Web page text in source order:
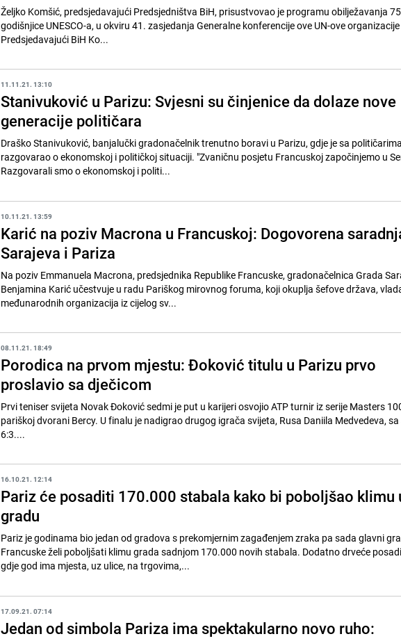
Željko Komšić, predsjedavajući Predsjedništva BiH, prisustvovao je programu obilježavanja
godišnjice UNESCO-a, u okviru 41. zasjedanja Generalne konferencije ove UN-ove
Predsjedavajući BiH Ko...
11.11.21. 13:10
Stanivuković u Parizu: Svjesni su činjenice da dolaze nove
generacije političara
Draško Stanivuković, banjalučki gradonačelnik trenutno boravi u Parizu, gdje je sa političarima
razgovarao o ekonomskoj i političkoj situaciji. "Zvaničnu posjetu Francuskoj započinjemo u
Razgovarali smo o ekonomskoj i politi...
10.11.21. 13:59
Karić na poziv Macrona u Francuskoj: Dogovorena
Sarajeva i Pariza
Na poziv Emmanuela Macrona, predsjednika Republike Francuske, gradonačelnica Grada
Benjamina Karić učestvuje u radu Pariškog mirovnog foruma, koji okuplja šefove država,
međunarodnih organizacija iz cijelog sv...
08.11.21. 18:49
Porodica na prvom mjestu: Đoković titulu u Parizu prvo
proslavio sa dječicom
Prvi teniser svijeta Novak Đoković sedmi je put u karijeri osvojio ATP turnir iz serije Masters
pariškoj dvorani Bercy. U finalu je nadigrao drugog igrača svijeta, Rusa Daniila Medvedeva, sa
6:3....
16.10.21. 12:14
Pariz će posaditi 170.000 stabala kako bi poboljšao klimu
gradu
Pariz je godinama bio jedan od gradova s prekomjernim zagađenjem zraka pa sada glavni
Francuske želi poboljšati klimu grada sadnjom 170.000 novih stabala. Dodatno drveće
gdje god ima mjesta, uz ulice, na trgovima,...
17.09.21. 07:14
Jedan od simbola Pariza ima spektakularno novo ruho: